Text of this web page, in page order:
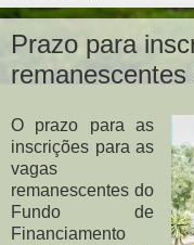
Prazo para
O prazo para as
inscrições para as
vagas
remanescentes do
Fundo de
Financiamento